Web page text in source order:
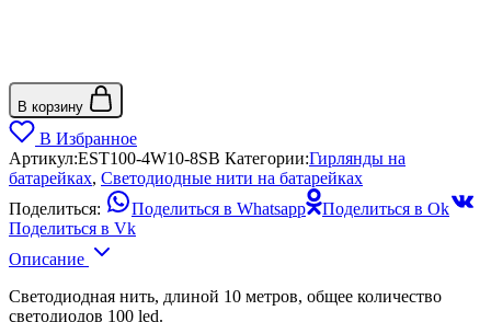
В корзину
В Избранное
Артикул:EST100-4W10-8SB Категории:Гирлянды на
батарейках, Светодиодные нити на батарейках
Поделиться:
Поделиться в Whatsapp
Поделиться в Ok
Поделиться в Vk
Описание
Светодиодная нить, длиной 10 метров, общее количество
светодиодов 100 led.